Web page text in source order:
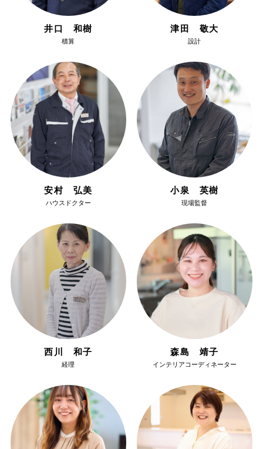
井口 和樹
積算
津田 敬大
設計
安村 弘美
ハウスドクター
小泉 英樹
現場監督
西川 和子
経理
森島 靖子
インテリアコーディネーター